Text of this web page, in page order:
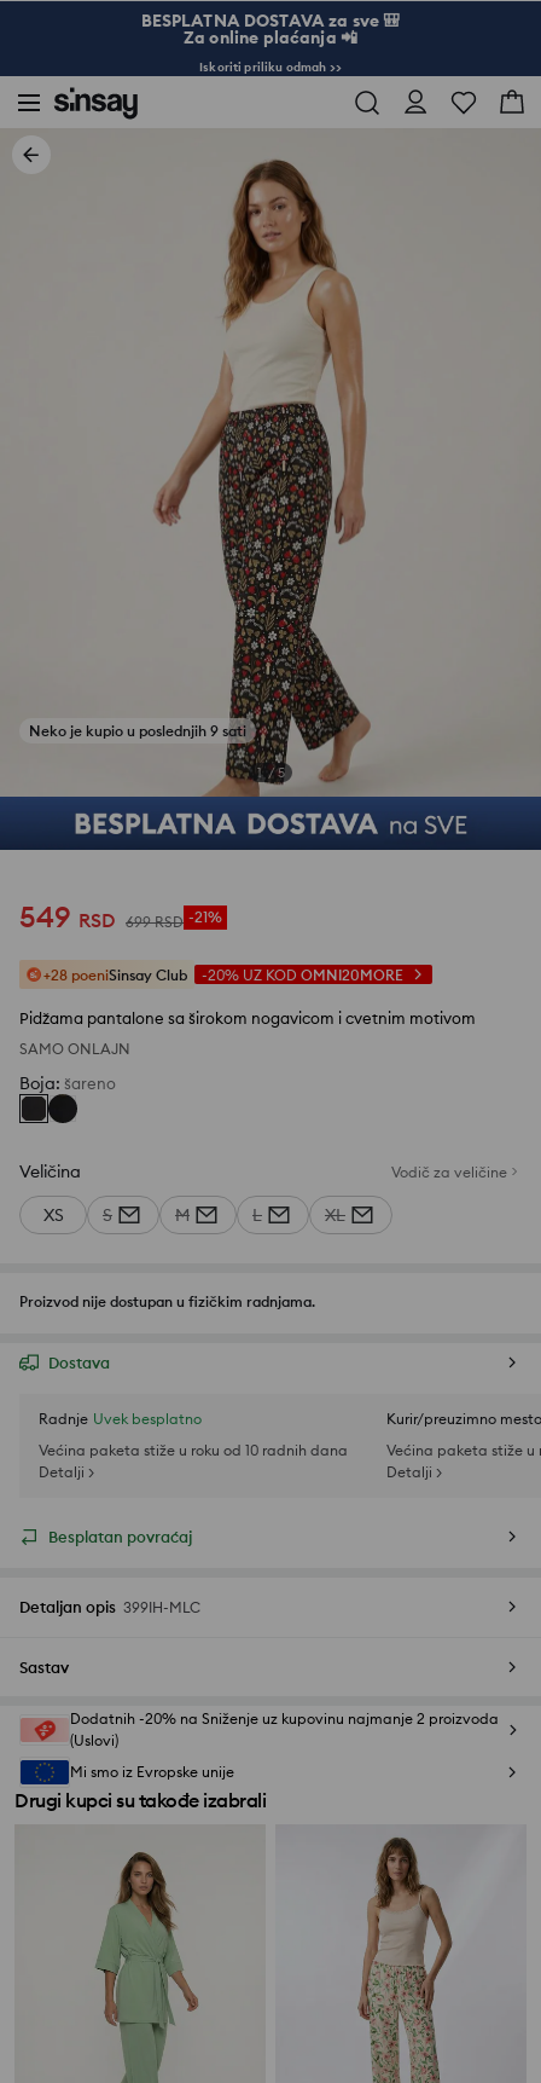
BESPLATNA DOSTAVA za sve 🎒
Za online plaćanja 📲
Iskoriti priliku odmah >>
1 /5
549 RSD 699 RSD -21%
+28 poeniSinsay Club -20% UZ KOD OMNI20MORE
Pidžama pantalone sa širokom nogavicom i cvetnim motivom
SAMO ONLAJN
Boja: šareno
Veličina Vodič za veličine
XS S M L XL
Proizvod nije dostupan u fizičkim radnjama.
Dostava
Radnje Uvek besplatno
Većina paketa stiže u roku od 10 radnih dana
Detalji >
Kurir/preuzimno mesto
Većina paketa stiže u
Detalji >
Besplatan povraćaj
Detaljan opis 399IH-MLC
Sastav
Dodatnih -20% na Sniženje uz kupovinu najmanje 2 proizvoda
(Uslovi)
Mi smo iz Evropske unije
Drugi kupci su takođe izabrali